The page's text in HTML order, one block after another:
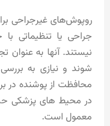
روپوش‌های غیرجراحی
جراحی یا تنظیماتی
شوند و نیازی به بررسی
محافظت از پوشنده در
در محیط های پزشکی
معمول است.